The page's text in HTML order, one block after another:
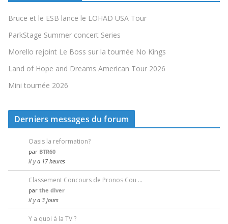
Bruce et le ESB lance le LOHAD USA Tour
ParkStage Summer concert Series
Morello rejoint Le Boss sur la tournée No Kings
Land of Hope and Dreams American Tour 2026
Mini tournée 2026
Derniers messages du forum
Oasis la reformation?
par BTR60
il y a 17 heures
Classement Concours de Pronos Cou …
par the diver
il y a 3 jours
Y a quoi à la TV ?